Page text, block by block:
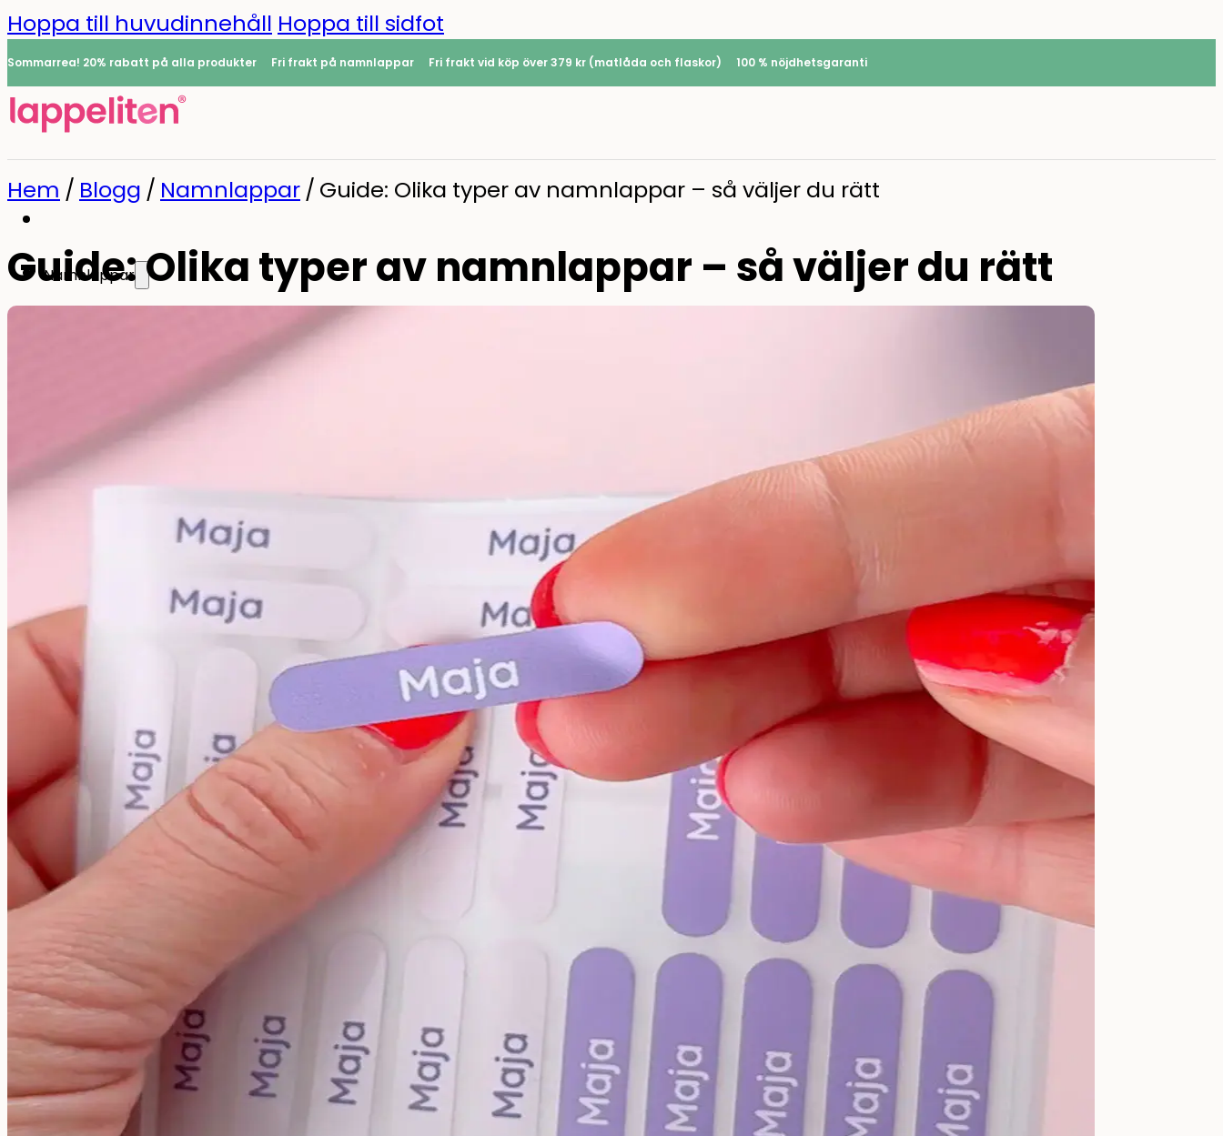
Hoppa till huvudinnehåll Hoppa till sidfot
Sommarrea! 20% rabatt på alla produkter Fri frakt på namnlappar Fri frakt vid köp över 379 kr (matlåda och flaskor) 100 % nöjdhetsgaranti
Namnlappar
Strykbara namnlappar
Stora namnlappar
Pennlappar
Namnlappar för verktyg
Namnlappar för sjukhem
Mat & Dryck
Barnflaska
Reservdelar
Barnrummet
Till barnrummet
Paket
Hem / Blogg / Namnlappar / Guide: Olika typer av namnlappar – så väljer du rätt
Guide: Olika typer av namnlappar – så väljer du rätt